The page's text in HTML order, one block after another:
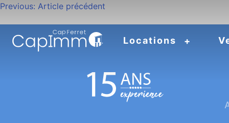
Locations
Navigation
de
l’article
Previous: Article précédent